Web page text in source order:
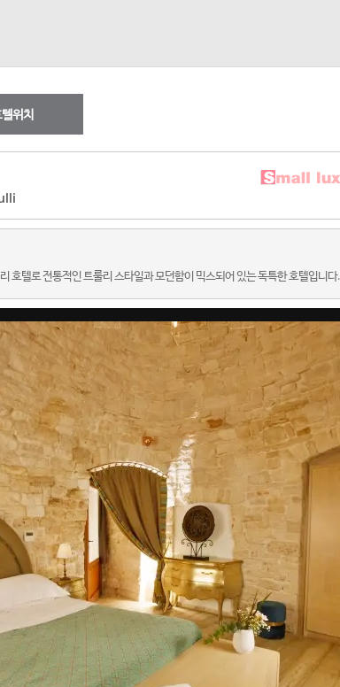
위치
호텔로 전통적인 트룰리 스타일과 모던함이 믹스되어 있는 독특한 호텔입니다.